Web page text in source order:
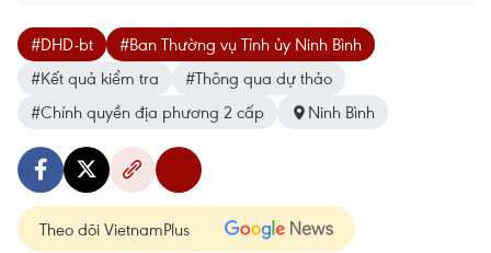
#DHD-bt
#Ban Thường vụ Tỉnh ủy Ninh Bình
#Kết quả kiểm tra
#Thông qua dự thảo
#Chính quyền địa phương 2 cấp
Ninh Bình
Theo dõi VietnamPlus